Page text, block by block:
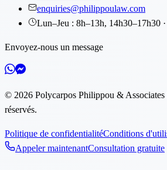
enquiries@philippoulaw.com
Lun–Jeu : 8h–13h, 14h30–17h30
Envoyez-nous un message
© 2026 Polycarpos Philippou &
réservés.
Politique de confidentialitéConditions
Appeler maintenantConsultation gratuite